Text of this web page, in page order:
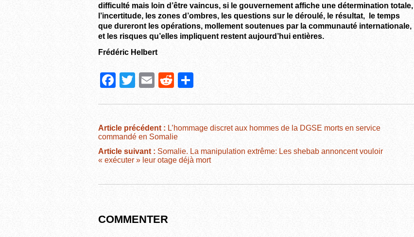
difficulté mais loin d’être vaincus, si le gouvernement affiche une détermination totale,
l’incertitude, les zones d’ombres, les questions sur le déroulé, le résultat, le temps
que dureront les opérations, mollement soutenues par la communauté internationale,
et les risques qu’elles impliquent restent aujourd’hui entières.
Frédéric Helbert
F
e
b
o
k
T
er
E
R
di
t
g
Article précédent : L’hommage discret aux hommes de la DGSE morts en service
commandé en Somalie
Article suivant : Somalie. La manipulation extrême: Les shebab annoncent vouloir
« exécuter » leur otage déjà mort
COMMENTER